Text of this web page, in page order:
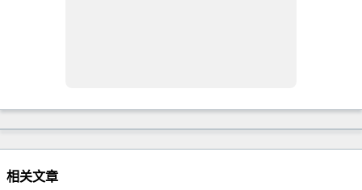
相关文章